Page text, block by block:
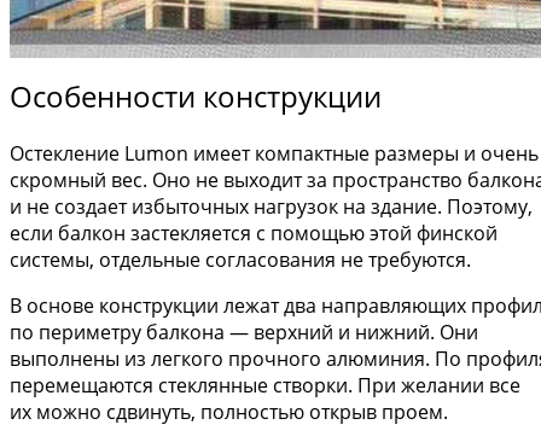
Особенности конструкции
Остекление Lumon имеет компактные размеры и очень
скромный вес. Оно не выходит за пространство
и не создает избыточных нагрузок на здание. Поэтому,
если балкон застекляется с помощью этой финской
системы, отдельные согласования не требуются.
В основе конструкции лежат два направляющих
по периметру балкона — верхний и нижний. Они
выполнены из легкого прочного алюминия. По
перемещаются стеклянные створки. При желании все
их можно сдвинуть, полностью открыв проем.